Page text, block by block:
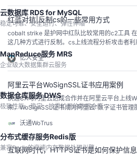
云数据库 RDS for MySQL
稳定可靠、安全运行、弹性伸缩
MapReduce服务 MRS
企业级大数据集群云服务
数据仓库服务 DWS
极致性能、稳定、按需扩展的数据仓库
分布式缓存服务Redis版
兼容Redis的高速内存数据处理引擎
SSLv3 TLSv1 TLSv1.1 TLSv1.2，当前基本不
红蓝对抗|反制cs的一些常用方式
cobalt strike 是护网中红队比较常用的c2工具
这几种方式进行反制。cs上线流程分析攻击者
监听（包括一对非对称公私钥）并生成Stager；
机；受控主机在Exploit阶段执行小巧的Stager
征向Beacon Staging Server...
亿人安全
阿里云平台WoSignSSL证书应用案例
沃通CA与阿里云达成合作并在阿里云平台上线
来，WoSignSSL证书成为阿里云“数字证书管理
业客户实现网站系统数据传输安全。
云平台WoSign SSL证书支持绑定单域名、通配
RSA算法供用...
沃通WoTrus
互联网时代，HTTPS证书是如何保护信